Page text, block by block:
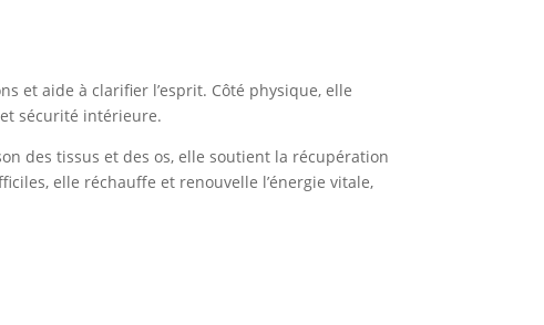
et aide à clarifier l’esprit. Côté physique, elle
sécurité intérieure.
des tissus et des os, elle soutient la récupération
elle réchauffe et renouvelle l’énergie vitale,